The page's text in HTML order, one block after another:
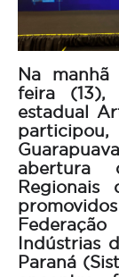
Na manhã
feira (13),
estadual
abertura
Regionais
Indústrias
Paraná